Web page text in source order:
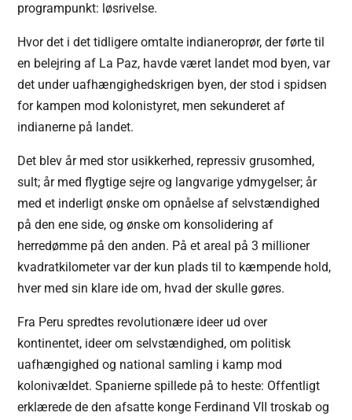
programpunkt: løsrivelse.
Hvor det i det tidligere omtalte indianeroprør, der førte til
en belejring af La Paz, havde været landet mod byen, var
det under uafhængighedskrigen byen, der stod i spidsen
for kampen mod kolonistyret, men sekunderet af
indianerne på landet.
Det blev år med stor usikkerhed, repressiv grusomhed,
sult; år med flygtige sejre og langvarige ydmygelser; år
med et inderligt ønske om opnåelse af selvstændighed
på den ene side, og ønske om konsolidering af
herredømme på den anden. På et areal på 3 millioner
kvadratkilometer var der kun plads til to kæmpende hold,
hver med sin klare ide om, hvad der skulle gøres.
Fra Peru spredtes revolutionære ideer ud over
kontinentet, ideer om selvstændighed, om politisk
uafhængighed og national samling i kamp mod
kolonivældet. Spanierne spillede på to heste: Offentligt
erklærede de den afsatte konge Ferdinand VII troskab og